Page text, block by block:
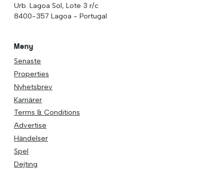
Urb. Lagoa Sol, Lote 3 r/c
8400-357 Lagoa - Portugal
Meny
Senaste
Properties
Nyhetsbrev
Karriärer
Terms & Conditions
Advertise
Händelser
Spel
Dejting